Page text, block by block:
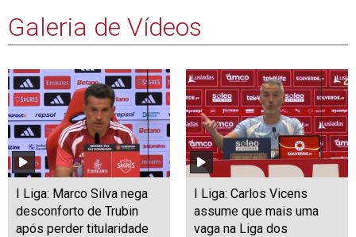
Galeria de Vídeos
I Liga: Marco Silva nega
desconforto de Trubin
após perder titularidade
I Liga: Carlos Vicens
assume que mais uma
vaga na Liga dos